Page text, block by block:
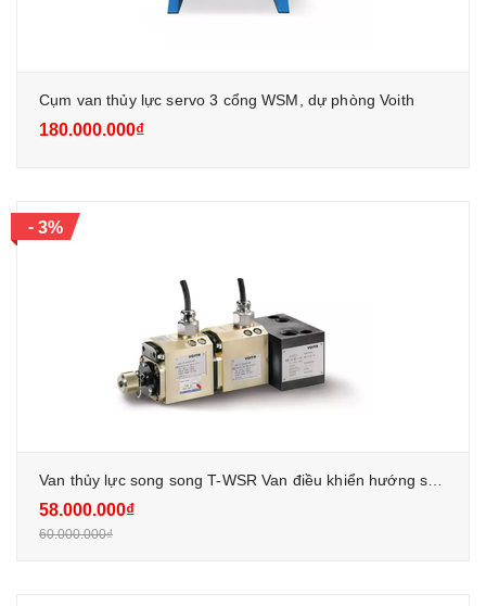
Cụm van thủy lực servo 3 cổng WSM, dự phòng Voith
180.000.000₫
- 3%
58.000.000₫
60.000.000₫